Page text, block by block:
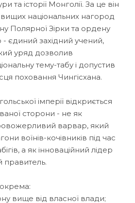
та історії Монголії. За це він
національних нагород
Полярної Зірки та ордену
- єдиний західний учений,
уряд дозволив
тему-табу і допустив
поховання Чингісхана.
імперії відкриється
сторони - не як
варвар, який
воїнів-кочівників під час
а як інноваційний лідер
правитель.
вище від власної влади;